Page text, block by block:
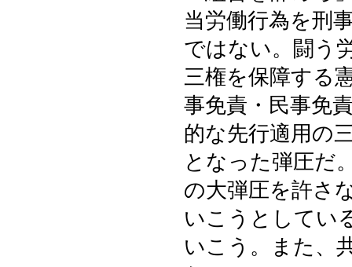
当労働行為を刑
ではない。闘う
三権を保障する
事免責・民事免
的な先行適用の
となった弾圧だ
の大弾圧を許さ
いこうとしてい
いこう。また、